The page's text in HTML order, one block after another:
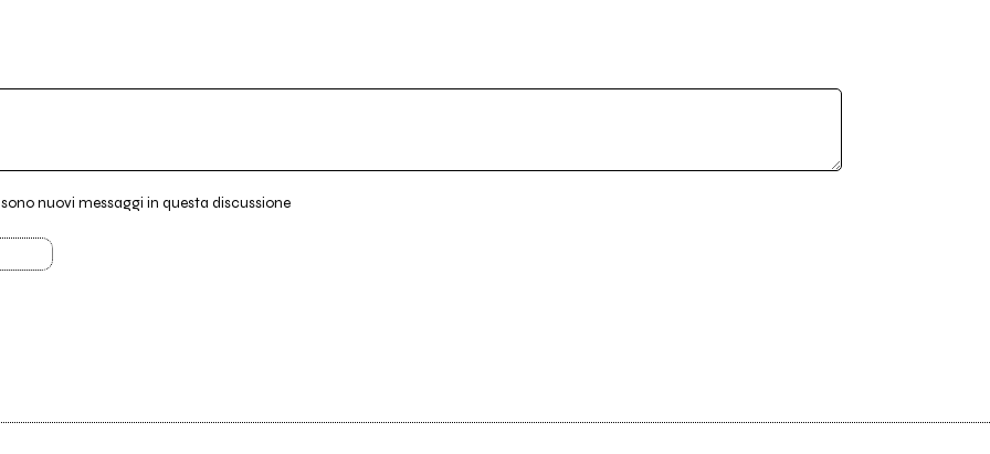
nuovi messaggi in questa discussione